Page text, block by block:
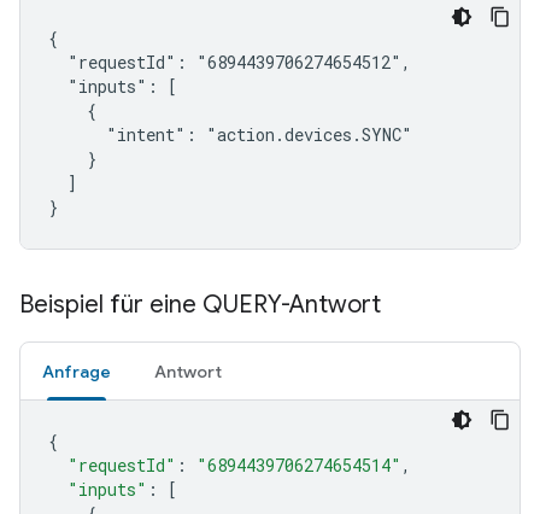
{
  "requestId": "6894439706274654512",
  "inputs": [
    {
      "intent": "action.devices.SYNC"
    }
  ]
}
Beispiel für eine QUERY-Antwort
Anfrage Antwort
{
"requestId" : "6894439706274654514" ,
"inputs" :
[